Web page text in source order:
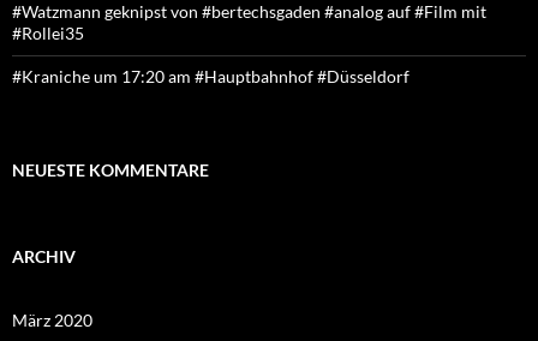
#Watzmann geknipst von #bertechsgaden #analog auf #Film mit
#Rollei35
#Kraniche um 17:20 am #Hauptbahnhof #Düsseldorf
NEUESTE KOMMENTARE
ARCHIV
März 2020